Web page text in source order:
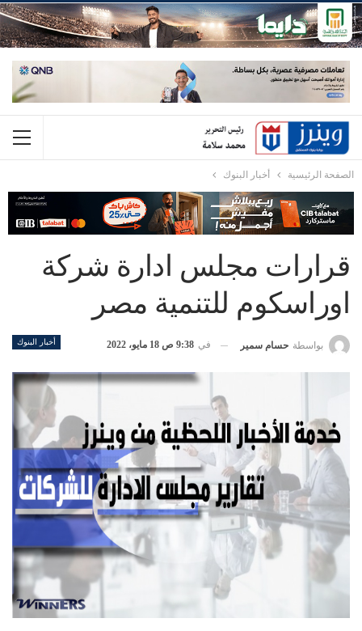
الصفحة الرئيسية أخبار البنوك
قرارات مجلس ادارة شركة
اوراسكوم للتنمية مصر
أخبار البنوك بواسطة حسام سمير في 9:38 ص 18 مايو، 2022